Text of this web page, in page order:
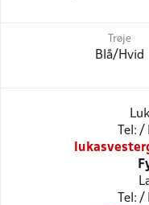
Trøje
Blå/Hvid
Tel:
Tel: